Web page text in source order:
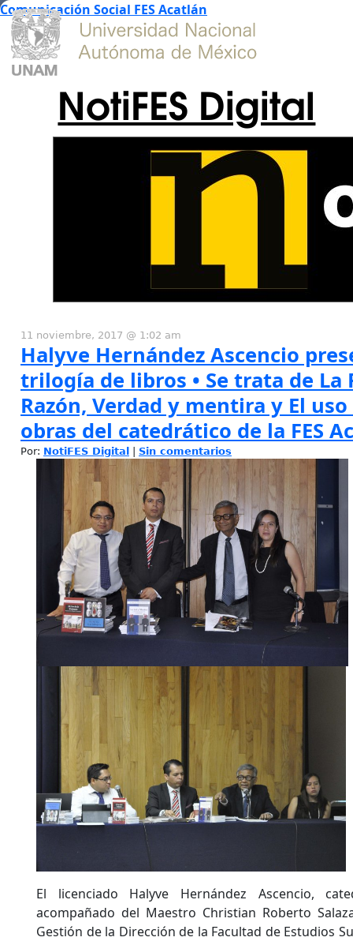
Comunicación Social FES Acatlán
NotiFES Digital
11 noviembre, 2017 @ 1:02 am
Halyve Hernández Ascencio
trilogía de libros • Se trata de La
Razón, Verdad y mentira y El
obras del catedrático de la FES
Por: NotiFES Digital Sin comentarios
El licenciado Halyve Hernández Ascencio,
acompañado del Maestro Christian Roberto
Gestión de la Dirección de la Facultad de Estudios